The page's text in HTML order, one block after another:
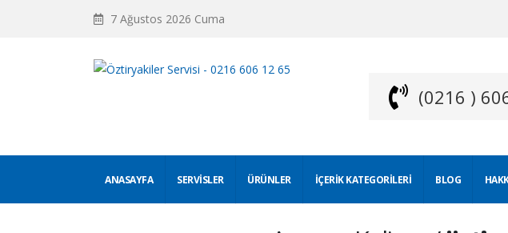
7 Ağustos 2026 Cuma
(0216 )
ANASAYFA SERVISLER ÜRÜNLER İÇERIK KATEGORILERI BLOG